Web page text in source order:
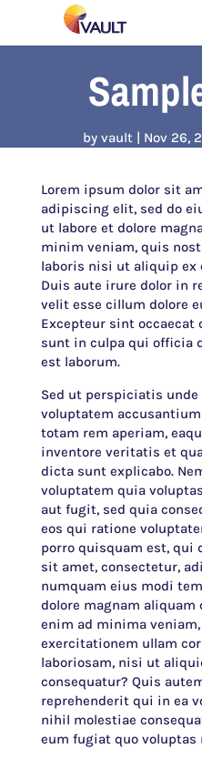
byvault Nov 26,
Lorem ipsum dolor sit
adipiscing elit, sed do
ut labore et dolore
minim veniam, quis
laboris nisi ut aliquip ex
Duis aute irure dolor in
velit esse cillum dolore
Excepteur sint
sunt in culpa qui officia
est laborum.
Sed ut perspiciatis
voluptatem
totam rem aperiam,
inventore veritatis et
dicta sunt explicabo.
voluptatem quia
aut fugit, sed quia
eos qui ratione
porro quisquam est, qui
sit amet, consectetur,
numquam eius modi
dolore magnam aliquam
enim ad minima
exercitationem ullam
laboriosam, nisi ut
consequatur? Quis
reprehenderit qui in ea
nihil molestiae
eum fugiat quo voluptas